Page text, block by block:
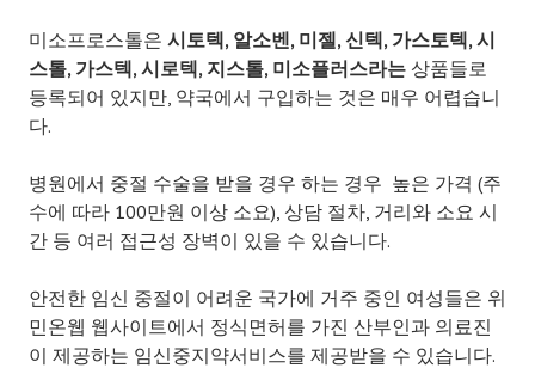
미소프로스톨은 시토텍, 알소벤, 미젤, 신텍, 가스토텍, 시
스톨, 가스텍, 시로텍, 지스톨, 미소플러스라는 상품들로
등록되어 있지만, 약국에서 구입하는 것은 매우 어렵습니
다.
병원에서 중절 수술을 받을 경우 하는 경우 높은 가격 (주
수에 따라 100만원 이상 소요), 상담 절차, 거리와 소요 시
간 등 여러 접근성 장벽이 있을 수 있습니다.
안전한 임신 중절이 어려운 국가에 거주 중인 여성들은 위
민온웹 웹사이트에서 정식면허를 가진 산부인과 의료진
이 제공하는 임신중지약서비스를 제공받을 수 있습니다.